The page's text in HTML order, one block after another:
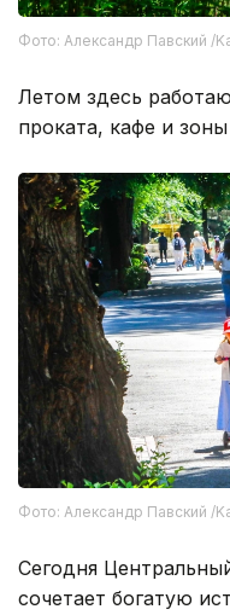
Фото: Александр Павский /
Летом здесь
проката, кафе и
Фото: Александр Павский /
Сегодня
сочетает богатую